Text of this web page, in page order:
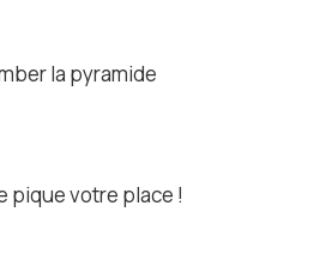
la pyramide
pique votre place !